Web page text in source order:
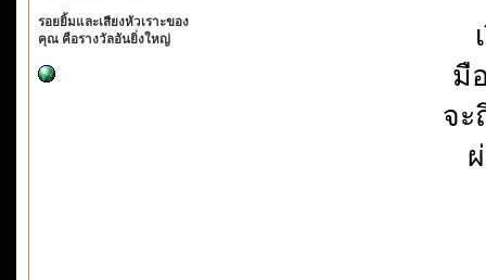
รอยยิ้มและเสียงหัวเราะของ
คุณ คือรางวัลอันยิ่งใหญ่
มื
จะ